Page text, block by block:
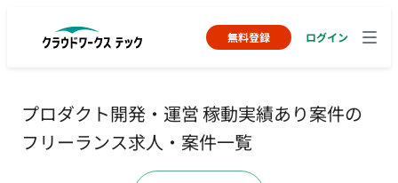
無料登録 ログイン
プロダクト開発・運営 稼動実績あり案件の
フリーランス求人・案件一覧